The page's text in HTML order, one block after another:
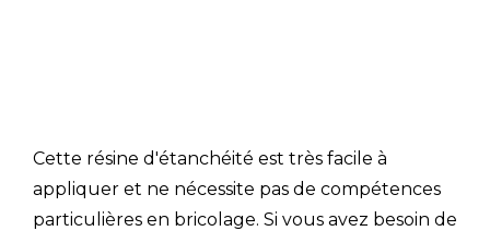
Cette résine d'étanchéité est très facile à
appliquer et ne nécessite pas de compétences
particulières en bricolage. Si vous avez besoin de